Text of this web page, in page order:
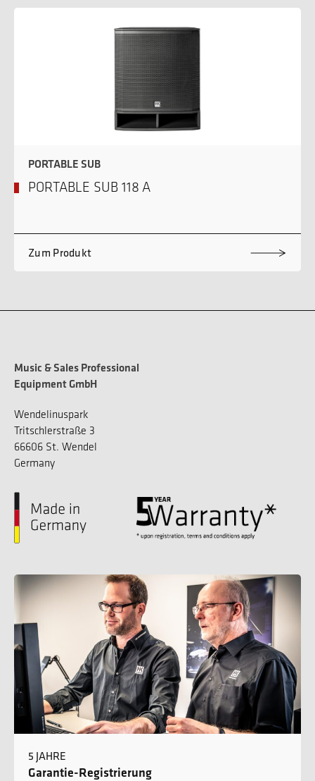
PORTABLE SUB
PORTABLE SUB 118 A
Zum Produkt
Music & Sales Professional
Equipment GmbH
Wendelinuspark
Tritschlerstraße 3
66606 St. Wendel
Germany
5 JAHRE
Garantie-Registrierung